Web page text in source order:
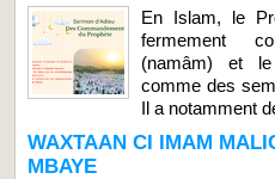
En Islam, le
fermement
(namâm) et
comme des
Il a notamment
WAXTAAN CI IMAM
MBAYE